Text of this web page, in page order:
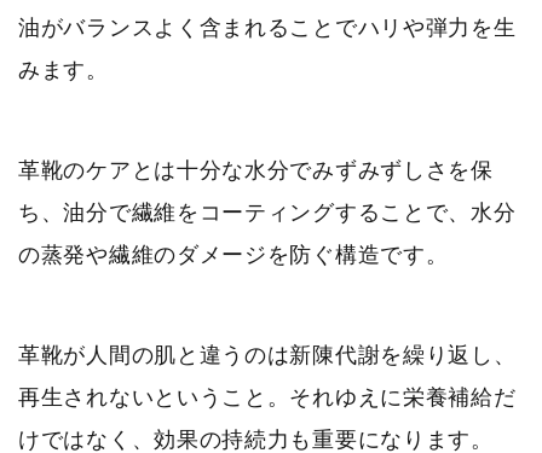
油がバランスよく含まれることでハリや弾力を生
みます。
革靴のケアとは十分な水分でみずみずしさを保
ち、油分で繊維をコーティングすることで、水分
の蒸発や繊維のダメージを防ぐ構造です。
革靴が人間の肌と違うのは新陳代謝を繰り返し、
再生されないということ。それゆえに栄養補給だ
けではなく、効果の持続力も重要になります。